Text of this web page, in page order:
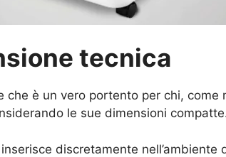
tecnica
che è un vero portento per chi,
le sue dimensioni
discretamente nell’ambiente